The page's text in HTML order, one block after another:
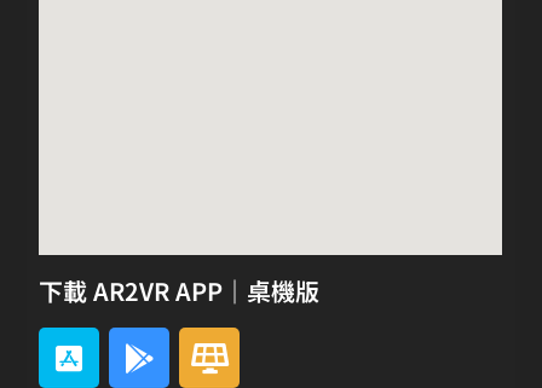
下載 AR2VR APP｜桌機版